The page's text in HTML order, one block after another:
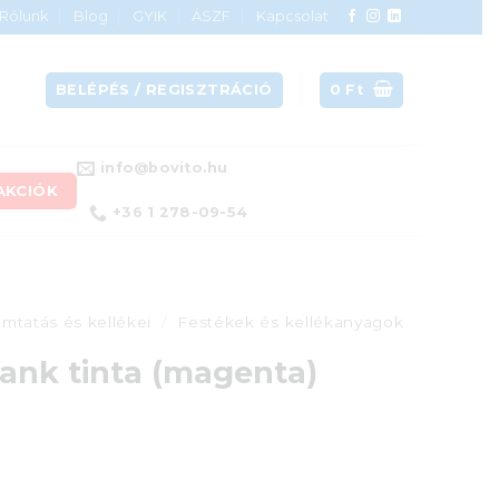
Rólunk Blog GYIK ÁSZF
Kapcsolat
BELÉPÉS / REGISZTRÁCIÓ 0 Ft
info@bovito.hu
+36 1 278-09-54
és kellékei
Festékek és kellékanyagok
tinta (magenta)